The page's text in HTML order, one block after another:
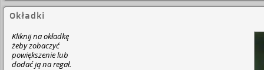
Okładki
Kliknij na okładkę
żeby zobaczyć
powiększenie lub
dodać ją na regał.